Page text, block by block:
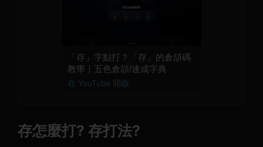
「存」字點打？「存」的倉頡碼
教學｜五色倉頡/速成字典
在 YouTube 開啟
存怎麼打? 存打法?